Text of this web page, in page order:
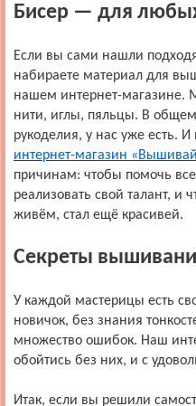
Бисер — для
Если вы сами нашли
набираете материал для
нашем интернет-магазине.
нити, иглы, пяльцы. В
рукоделия, у нас уже есть.
интернет-магазин
причинам: чтобы помочь
реализовать свой талант,
живём, стал ещё красивей.
Секреты
У каждой мастерицы есть
новичок, без знания
множество ошибок. Наш
обойтись без них, и с
Итак, если вы решили